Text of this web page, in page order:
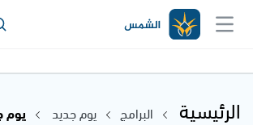
الرئيسية البرامج يوم جديد
يوم